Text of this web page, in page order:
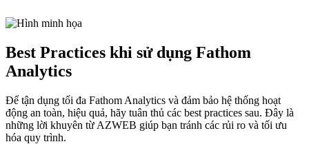
Best Practices khi sử dụng Fathom
Analytics
Để tận dụng tối đa Fathom Analytics và đảm bảo hệ thống hoạt
động an toàn, hiệu quả, hãy tuân thủ các best practices sau. Đây là
những lời khuyên từ AZWEB giúp bạn tránh các rủi ro và tối ưu
hóa quy trình.